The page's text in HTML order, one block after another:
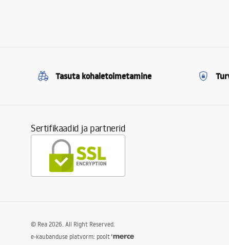
Tasuta kohaletoimetamine
Sertifikaadid ja partnerid
© Rea 2026. All Right Reserved.
e-kaubanduse platvorm: poolt